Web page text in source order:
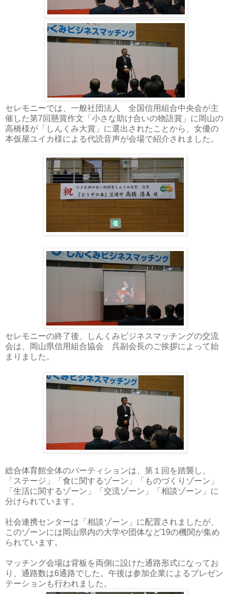
セレモニーでは、一般社団法人 全国信用組合中央会が主
催した第7回懸賞作文「小さな助け合いの物語賞」に岡山の
高橋様が「しんくみ大賞」に選出されたことから、女優の
本仮屋ユイカ様による代読音声が会場で紹介されました。
セレモニーの終了後、しんくみビジネスマッチングの交流
会は、岡山県信用組合協会 呉副会長のご挨拶によって始
まりました。
総合体育館全体のパーティションは、第１回を踏襲し、
「ステージ」「食に関するゾーン」「ものづくりゾーン」
「生活に関するゾーン」「交流ゾーン」「相談ゾーン」に
分けられています。
社会連携センターは「相談ゾーン」に配置されましたが、
このゾーンには岡山県内の大学や団体など19の機関が集め
られています。
マッチング会場は背板を両側に設けた通路形式になってお
り、通路数は6通路でした。午後は参加企業によるプレゼン
テーションも行われました。